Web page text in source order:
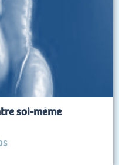
soi-même